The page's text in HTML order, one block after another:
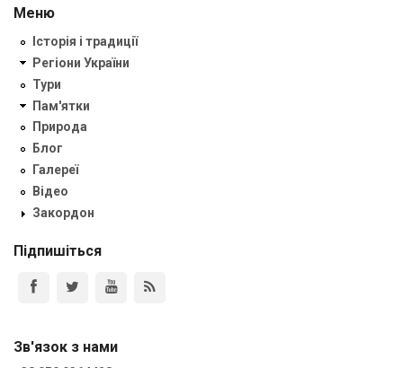
Меню
Історія і традиції
Регіони України
Тури
Пам'ятки
Природа
Блог
Галереї
Відео
Закордон
Підпишіться
Зв'язок з нами